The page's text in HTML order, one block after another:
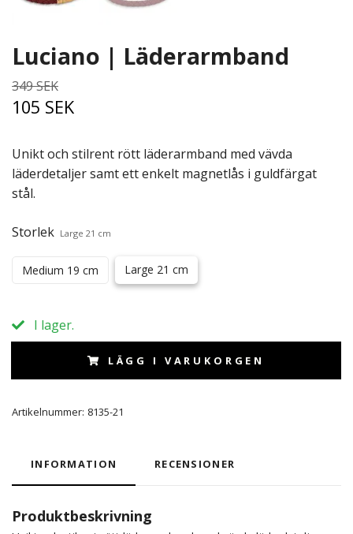
Luciano | Läderarmband
349 SEK
105 SEK
Unikt och stilrent rött läderarmband med vävda
läderdetaljer samt ett enkelt magnetlås i guldfärgat
stål.
Storlek Large 21 cm
Medium 19 cm Large 21 cm
I lager.
LÄGG I VARUKORGEN
Artikelnummer: 8135-21
INFORMATION RECENSIONER
Produktbeskrivning